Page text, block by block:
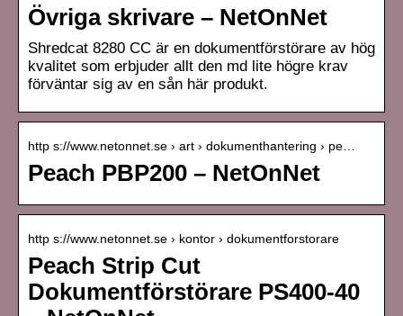
Övriga skrivare – NetOnNet
Shredcat 8280 CC är en dokumentförstörare av hög
kvalitet som erbjuder allt den md lite högre krav
förväntar sig av en sån här produkt.
http s://www.netonnet.se › art › dokumenthantering › pe…
Peach PBP200 – NetOnNet
http s://www.netonnet.se › kontor › dokumentforstorare
Peach Strip Cut
Dokumentförstörare PS400-40